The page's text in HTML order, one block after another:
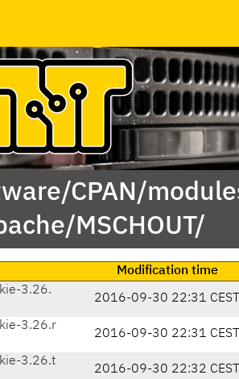
CPAN/
MSCHOUT/
Modification time
3.26.
2016-09-30 22:31 CEST
3.26.r
2016-09-30 22:31 CEST
3.26.t
2016-09-30 22:32 CEST